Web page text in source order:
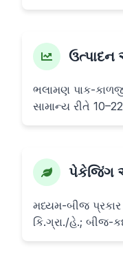
ઉત્પાદન
ભલામણ પાક-
સામાન્ય રીતે
પેકેજિંગ
મધ્યમ-બીજ પ્રકાર
કિ.ગ્રા./હે.; બીજ-